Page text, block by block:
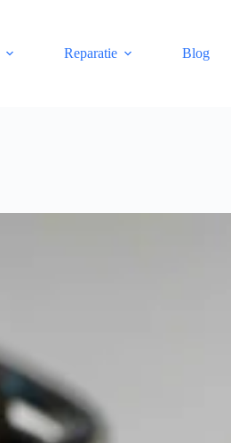
Reparatie Blog